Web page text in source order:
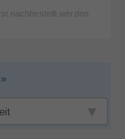
nachbestellt werden
»